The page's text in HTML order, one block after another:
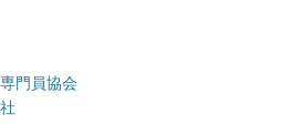
門員協会